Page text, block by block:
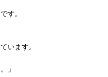
す。
います。
」